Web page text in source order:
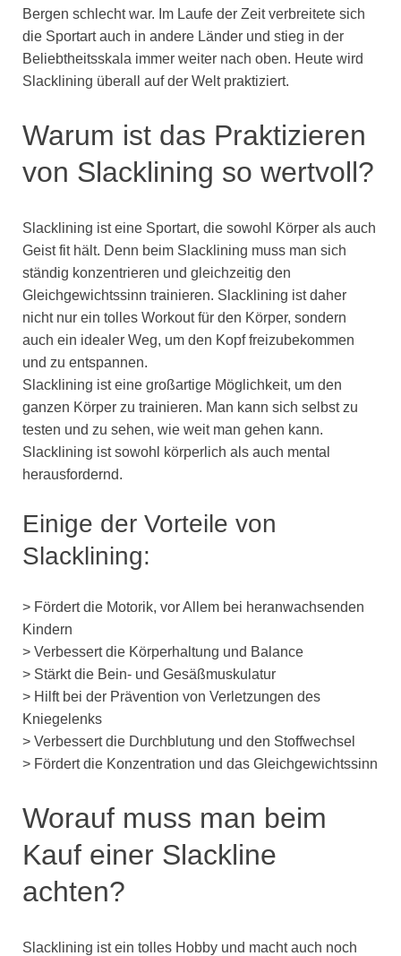
Bergen schlecht war. Im Laufe der Zeit verbreitete sich
die Sportart auch in andere Länder und stieg in der
Beliebtheitsskala immer weiter nach oben. Heute wird
Slacklining überall auf der Welt praktiziert.
Warum ist das Praktizieren
von Slacklining so wertvoll?
Slacklining ist eine Sportart, die sowohl Körper als auch
Geist fit hält. Denn beim Slacklining muss man sich
ständig konzentrieren und gleichzeitig den
Gleichgewichtssinn trainieren. Slacklining ist daher
nicht nur ein tolles Workout für den Körper, sondern
auch ein idealer Weg, um den Kopf freizubekommen
und zu entspannen.
Slacklining ist eine großartige Möglichkeit, um den
ganzen Körper zu trainieren. Man kann sich selbst zu
testen und zu sehen, wie weit man gehen kann.
Slacklining ist sowohl körperlich als auch mental
herausfordernd.
Einige der Vorteile von
Slacklining:
> Fördert die Motorik, vor Allem bei heranwachsenden
Kindern
> Verbessert die Körperhaltung und Balance
> Stärkt die Bein- und Gesäßmuskulatur
> Hilft bei der Prävention von Verletzungen des
Kniegelenks
> Verbessert die Durchblutung und den Stoffwechsel
> Fördert die Konzentration und das Gleichgewichtssinn
Worauf muss man beim
Kauf einer Slackline
achten?
Slacklining ist ein tolles Hobby und macht auch noch